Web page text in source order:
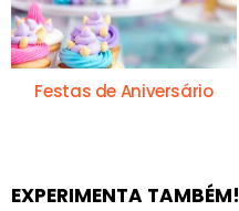
Festas de Aniversário
EXPERIMENTA TAMBÉM!